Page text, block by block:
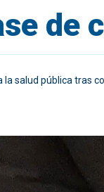
de
salud pública tras